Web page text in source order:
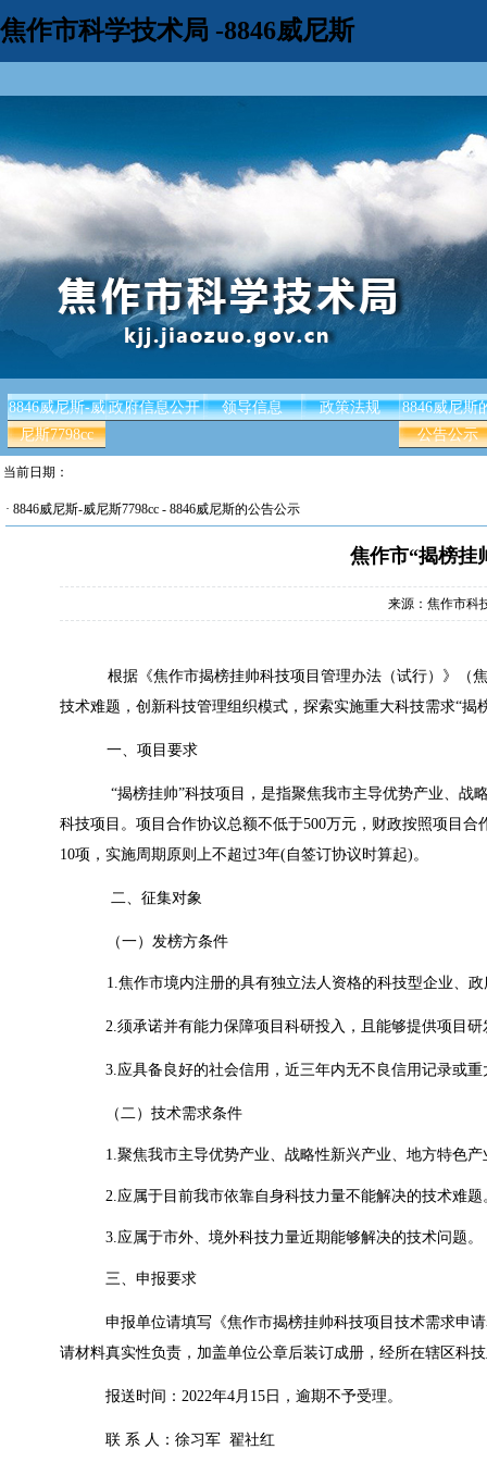
焦作市科学技术局 -8846威尼斯
8846威尼斯-威
尼斯7798cc
政府信息公开 领导信息 政策法规
8846威尼斯
公告公示
当前日期：
· 8846威尼斯-威尼斯7798cc - 8846威尼斯的公告公示
焦作市“揭榜挂
来源：焦作市
根据《焦作市揭榜挂帅科技项目管理办法（试行） 》 （
技术难题 ，创新科技管理组织模式，探索实施重大科技需求“揭
一、项目要求
“揭榜挂帅”科技项目，是指聚焦我市主导优势产业、战
科技项目。 项目合作协议总额不低于500万元，财政按照项目合
10项，实施周期原则上不超过3年(自签订协议时算起)。
二、 征集对象
（一）发榜方条件
1.焦作市境内注册的具有独立法人资格的科技型企业、 政
2.须承诺并有能力保障项目科研投入，且能够提供项目
3.应具备良好的社会信用，近三年内无不良信用记录或
（二）技术需求条件
1.聚焦我市主导优势产业、战略性新兴产业、地方特色产
2.应属于目前我市依靠自身科技力量不能解决的技术难题
3.应属于市外、境外科技力量近期能够解决的技术问题。
三、申报要求
申报单位请填写《焦作市揭榜挂帅科技项目技术需求申
请材料真实性负责，加盖单位公章后装订成册，经所在辖区科
报送时间：2022年4月 15 日，逾期不予受理。
联 系 人：徐习军 翟社红